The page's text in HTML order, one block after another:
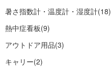
暑さ指数計・温度計・湿度計(18)
熱中症看板(9)
アウトドア用品(3)
キャリー(2)